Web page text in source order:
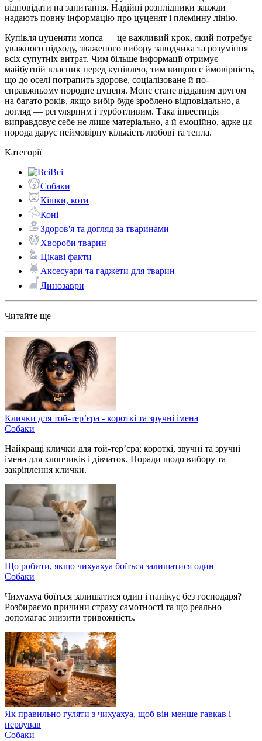
відповідати на запитання. Надійні розплідники завжди
надають повну інформацію про цуценят і племінну лінію.
Купівля цуценяти мопса — це важливий крок, який потребує
уважного підходу, зваженого вибору заводчика та розуміння
всіх супутніх витрат. Чим більше інформації отримує
майбутній власник перед купівлею, тим вищою є ймовірність,
що до оселі потрапить здорове, соціалізоване й по-
справжньому породне цуценя. Мопс стане відданим другом
на багато років, якщо вибір буде зроблено відповідально, а
догляд — регулярним і турботливим. Така інвестиція
виправдовує себе не лише матеріально, а й емоційно, адже ця
порода дарує неймовірну кількість любові та тепла.
Категорії
Всі
Собаки
Кішки, коти
Коні
Здоров'я та догляд за тваринами
Хвороби тварин
Цікаві факти
Аксесуари та гаджети для тварин
Динозаври
Читайте ще
Клички для той-тер’єра - короткі та зручні імена
Собаки
Найкращі клички для той-тер’єра: короткі, звучні та зручні
імена для хлопчиків і дівчаток. Поради щодо вибору та
закріплення клички.
Що робити, якщо чихуахуа боїться залишатися один
Собаки
Чихуахуа боїться залишатися один і панікує без господаря?
Розбираємо причини страху самотності та що реально
допомагає знизити тривожність.
Як правильно гуляти з чихуахуа, щоб він менше гавкав і
нервував
Собаки